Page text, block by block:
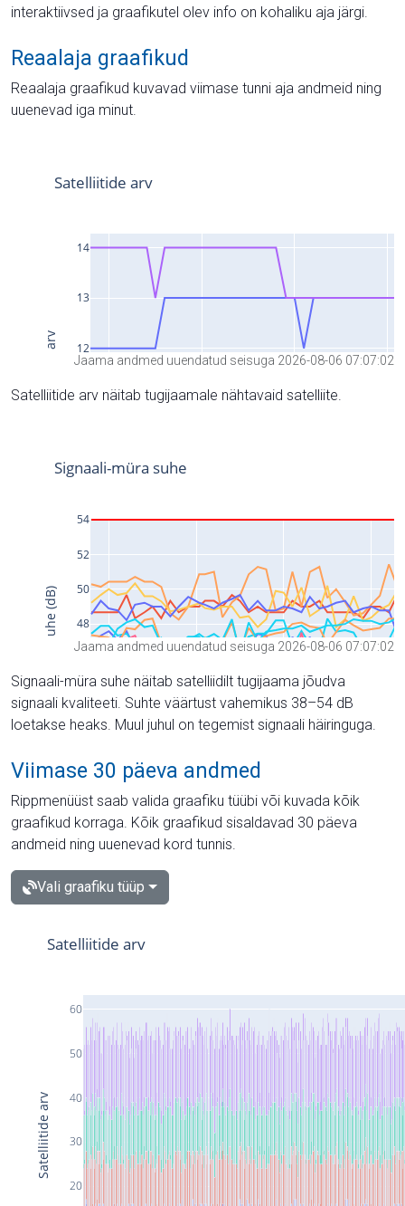
interaktiivsed ja graafikutel olev info on kohaliku aja järgi.
Reaalaja graafikud
Reaalaja graafikud kuvavad viimase tunni aja andmeid ning
uuenevad iga minut.
Jaama andmed uuendatud seisuga 2026-08-06 07:07:02
Satelliitide arv näitab tugijaamale nähtavaid satelliite.
Jaama andmed uuendatud seisuga 2026-08-06 07:07:02
Signaali-müra suhe näitab satelliidilt tugijaama jõudva
signaali kvaliteeti. Suhte väärtust vahemikus 38–54 dB
loetakse heaks. Muul juhul on tegemist signaali häiringuga.
Viimase 30 päeva andmed
Rippmenüüst saab valida graafiku tüübi või kuvada kõik
graafikud korraga. Kõik graafikud sisaldavad 30 päeva
andmeid ning uuenevad kord tunnis.
Vali graafiku tüüp
20
30
40
50
60
Satelliitide arv
Satelliitide arv